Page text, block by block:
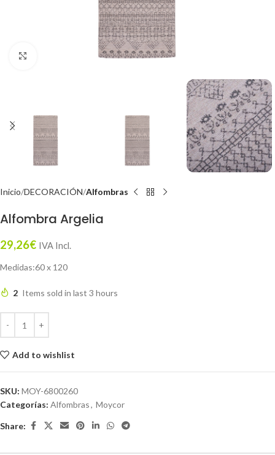
Inicio DECORACIÓN Alfombras
Alfombra Argelia
29,26€ IVA Incl.
Medidas:60 x 120
2 Items sold in last 3 hours
Add to wishlist
SKU: MOY-6800260
Categorías: Alfombras, Moycor
Share: